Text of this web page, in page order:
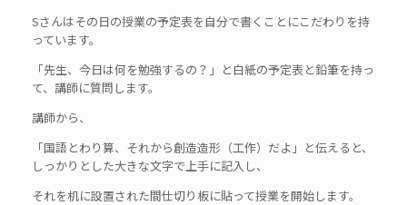
Sさんはその日の授業の予定表を自分で書くことにこだわりを持
っています。
「先生、今日は何を勉強するの？」と白紙の予定表と鉛筆を持っ
て、講師に質問します。
講師から、
「国語とわり算、それから創造造形（工作）だよ」と伝えると、
しっかりとした大きな文字で上手に記入し、
それを机に設置された間仕切り板に貼って授業を開始します。